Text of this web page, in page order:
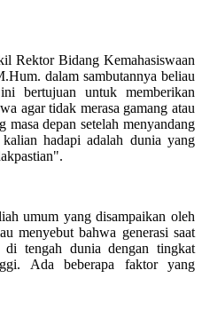
Rektor Bidang Kemahasiswaan
dalam sambutannya beliau
bertujuan untuk memberikan
agar tidak merasa gamang atau
depan setelah menyandang
hadapi adalah dunia yang
umum yang disampaikan oleh
menyebut bahwa generasi saat
tengah dunia dengan tingkat
Ada beberapa faktor yang